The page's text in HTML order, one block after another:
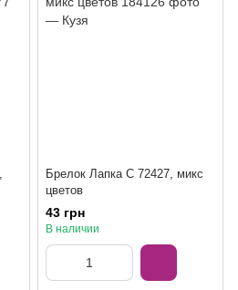
Брелок Лапка C 72427, микс
цветов
43 грн
В наличии